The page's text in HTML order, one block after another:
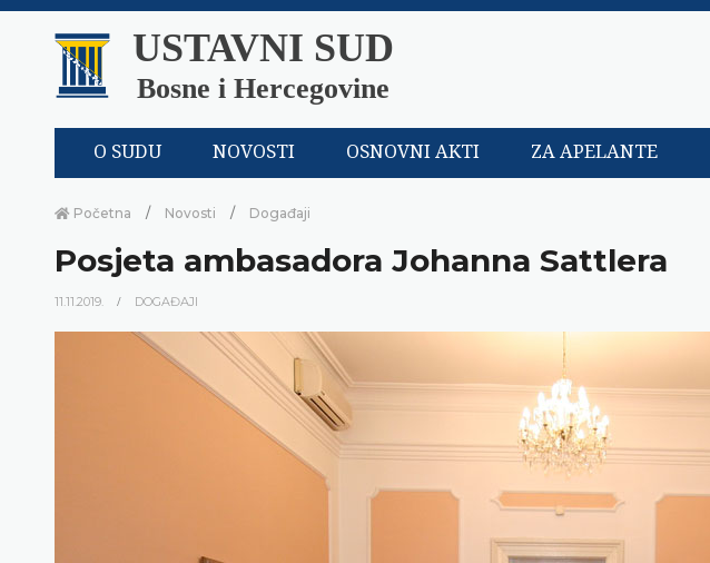
USTAVNI SUD
Bosne i Hercegovine
O SUDU NOVOSTI OSNOVNI AKTI ZA APELANTE
Početna Novosti Događaji
Posjeta ambasadora Johanna Sattlera
11.11.2019. DOGAĐAJI